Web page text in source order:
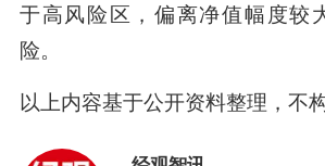
于高风险区，偏离净值幅度较
险。
以上内容基于公开资料整理，不